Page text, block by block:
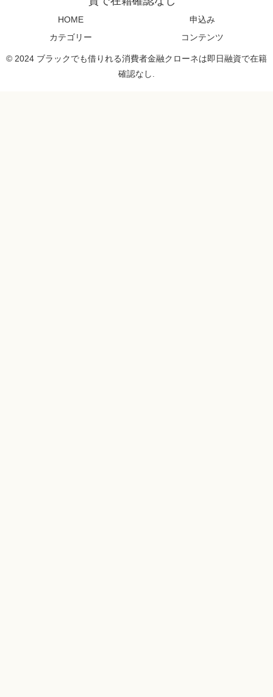
HOME
申込み
カテゴリー
コンテンツ
© 2024 ブラックでも借りれる消費者金融クローネは即日融資で在籍
確認なし.